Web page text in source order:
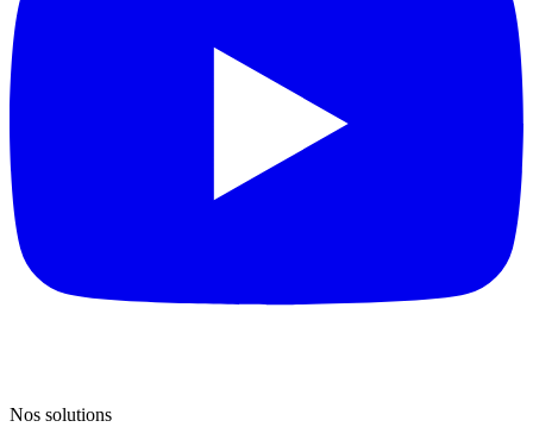
Nos solutions